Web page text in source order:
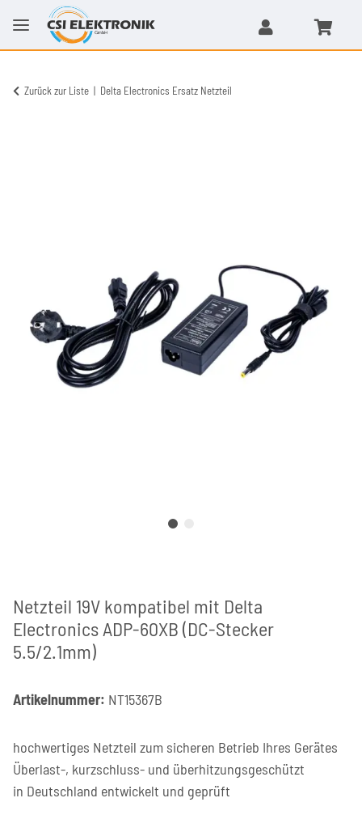
Zurück zur Liste Delta Electronics Ersatz Netzteil
Netzteil 19V kompatibel mit Delta
Electronics ADP-60XB (DC-Stecker
5.5/2.1mm)
Artikelnummer: NT15367B
hochwertiges Netzteil zum sicheren Betrieb Ihres Gerätes
Überlast-, kurzschluss- und überhitzungsgeschützt
in Deutschland entwickelt und geprüft